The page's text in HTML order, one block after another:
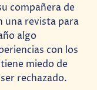
compañera de
una revista para
algo
con los
miedo de
rechazado.